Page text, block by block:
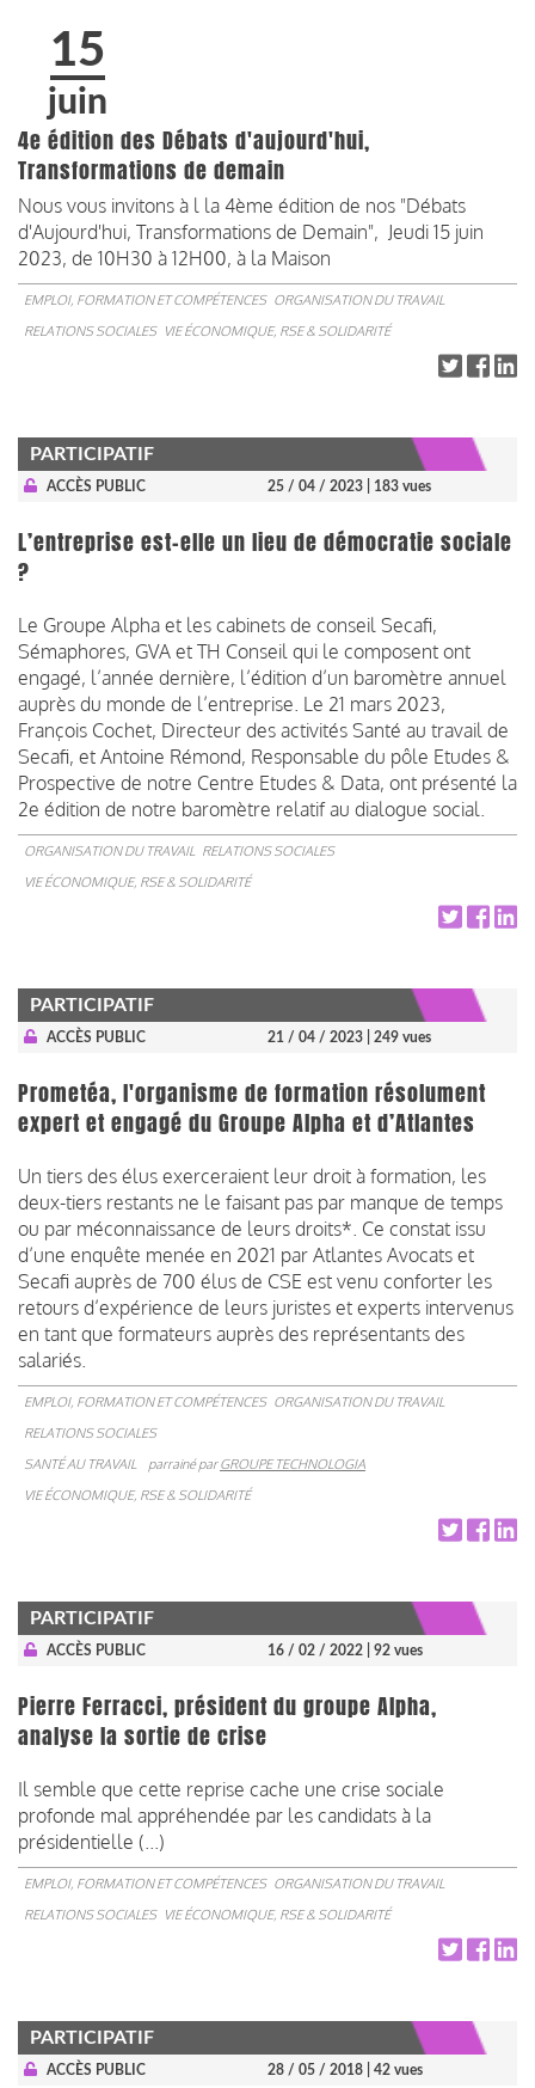
15
juin
4e édition des Débats d'aujourd'hui,
Transformations de demain
Nous vous invitons à l la 4ème édition de nos "Débats
d'Aujourd'hui, Transformations de Demain", Jeudi 15 juin
2023, de 10H30 à 12H00, à la Maison
EMPLOI, FORMATION ET COMPÉTENCES ORGANISATION DU TRAVAIL
RELATIONS SOCIALES VIE ÉCONOMIQUE, RSE & SOLIDARITÉ
PARTICIPATIF
ACCÈS PUBLIC 25 / 04 / 2023 | 183 vues
L’entreprise est-elle un lieu de démocratie sociale
?
Le Groupe Alpha et les cabinets de conseil Secafi,
Sémaphores, GVA et TH Conseil qui le composent ont
engagé, l’année dernière, l’édition d’un baromètre annuel
auprès du monde de l’entreprise. Le 21 mars 2023,
François Cochet, Directeur des activités Santé au travail de
Secafi, et Antoine Rémond, Responsable du pôle Etudes &
Prospective de notre Centre Etudes & Data, ont présenté la
2e édition de notre baromètre relatif au dialogue social.
ORGANISATION DU TRAVAIL RELATIONS SOCIALES
VIE ÉCONOMIQUE, RSE & SOLIDARITÉ
PARTICIPATIF
ACCÈS PUBLIC 21 / 04 / 2023 | 249 vues
Prometéa, l'organisme de formation résolument
expert et engagé du Groupe Alpha et d’Atlantes
Un tiers des élus exerceraient leur droit à formation, les
deux-tiers restants ne le faisant pas par manque de temps
ou par méconnaissance de leurs droits*. Ce constat issu
d’une enquête menée en 2021 par Atlantes Avocats et
Secafi auprès de 700 élus de CSE est venu conforter les
retours d’expérience de leurs juristes et experts intervenus
en tant que formateurs auprès des représentants des
salariés.
EMPLOI, FORMATION ET COMPÉTENCES ORGANISATION DU TRAVAIL
RELATIONS SOCIALES
SANTÉ AU TRAVAIL
parrainé parGROUPE TECHNOLOGIA
VIE ÉCONOMIQUE, RSE & SOLIDARITÉ
PARTICIPATIF
ACCÈS PUBLIC 16 / 02 / 2022 | 92 vues
Pierre Ferracci, président du groupe Alpha,
analyse la sortie de crise
Il semble que cette reprise cache une crise sociale
profonde mal appréhendée par les candidats à la
présidentielle (...)
EMPLOI, FORMATION ET COMPÉTENCES ORGANISATION DU TRAVAIL
RELATIONS SOCIALES VIE ÉCONOMIQUE, RSE & SOLIDARITÉ
PARTICIPATIF
ACCÈS PUBLIC 28 / 05 / 2018 | 42 vues